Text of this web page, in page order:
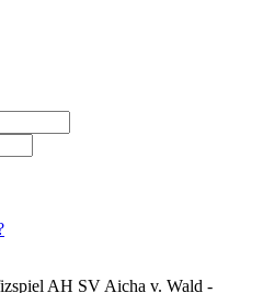
AH SV Aicha v. Wald -